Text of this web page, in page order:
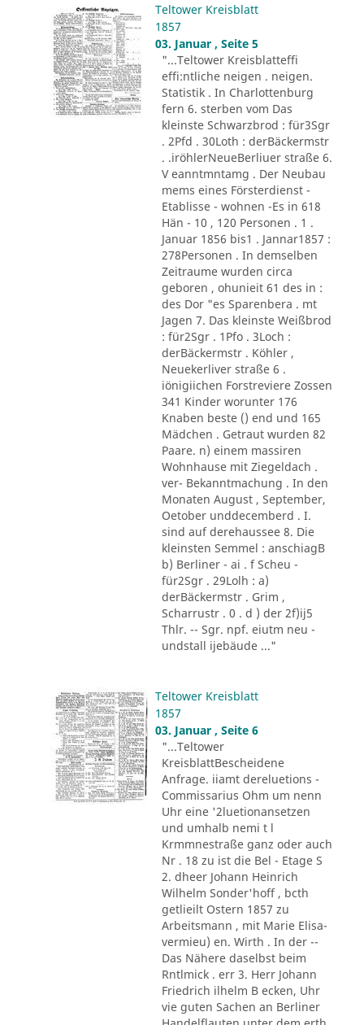
Teltower Kreisblatt
1857
03. Januar , Seite 5
"...Teltower Kreisblatteffi
effi:ntliche neigen . neigen.
Statistik . In Charlottenburg
fern 6. sterben vom Das
kleinste Schwarzbrod : für3Sgr
. 2Pfd . 30Loth : derBäckermstr
. .iröhlerNeueBerliuer straße 6.
V eanntmntamg . Der Neubau
mems eines Försterdienst -
Etablisse - wohnen -Es in 618
Hän - 10 , 120 Personen . 1 .
Januar 1856 bis1 . Jannar1857 :
278Personen . In demselben
Zeitraume wurden circa
geboren , ohunieit 61 des in :
des Dor "es Sparenbera . mt
Jagen 7. Das kleinste Weißbrod
: für2Sgr . 1Pfo . 3Loch :
derBäckermstr . Köhler ,
Neuekerliver straße 6 .
iönigiichen Forstreviere Zossen
341 Kinder worunter 176
Knaben beste () end und 165
Mädchen . Getraut wurden 82
Paare. n) einem massiren
Wohnhause mit Ziegeldach .
ver- Bekanntmachung . In den
Monaten August , September,
Oetober unddecemberd . I.
sind auf derehaussee 8. Die
kleinsten Semmel : anschiagB
b) Berliner - ai . f Scheu -
für2Sgr . 29Lolh : a)
derBäckermstr . Grim ,
Scharrustr . 0 . d ) der 2f)ij5
Thlr. -- Sgr. npf. eiutm neu -
undstall ijebäude ..."
Teltower Kreisblatt
1857
03. Januar , Seite 6
"...Teltower
KreisblattBescheidene
Anfrage. iiamt dereluetions -
Commissarius Ohm um nenn
Uhr eine '2luetionansetzen
und umhalb nemi t l
Krmmnestraße ganz oder auch
Nr . 18 zu ist die Bel - Etage S
2. dheer Johann Heinrich
Wilhelm Sonder'hoff , bcth
getlieilt Ostern 1857 zu
Arbeitsmann , mit Marie Elisa-
vermieu) en. Wirth . In der --
Das Nähere daselbst beim
Rntlmick . err 3. Herr Johann
Friedrich ilhelm B ecken, Uhr
vie guten Sachen an Berliner